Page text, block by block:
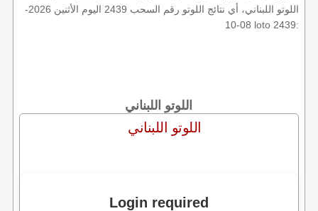
اللوتو اللبناني، أي نتائج اللوتو رقم السحب 2439 اليوم الأثنين 2026-
08-10 loto 2439:
اللوتو اللبناني
اللوتو اللبناني
Login required